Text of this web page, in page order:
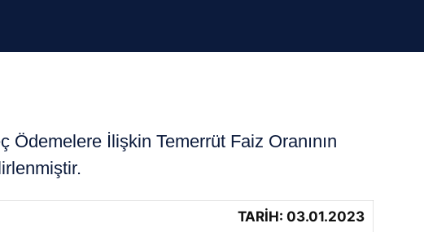
İlişkin Temerrüt Faiz Oranının
TARİH: 03.01.2023